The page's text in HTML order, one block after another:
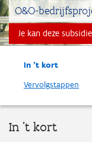
O&O-
Je kan deze
In 't kort
Vervolgstappen
In 't kort